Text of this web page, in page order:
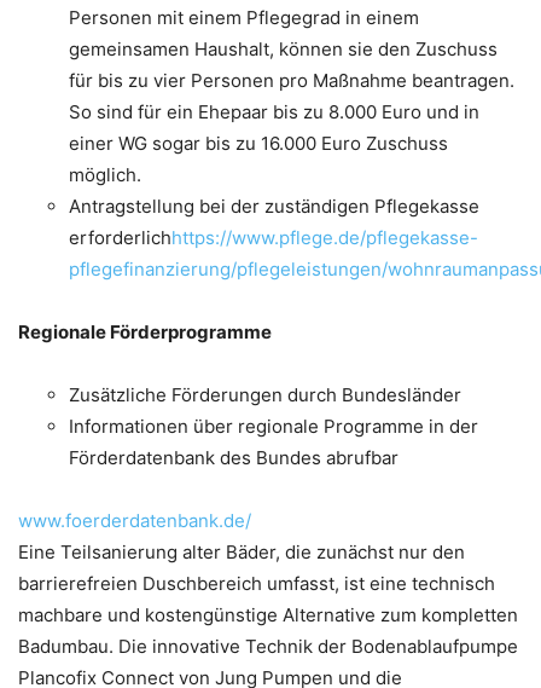
Personen mit einem Pflegegrad in einem
gemeinsamen Haushalt, können sie den Zuschuss
für bis zu vier Personen pro Maßnahme beantragen.
So sind für ein Ehepaar bis zu 8.000 Euro und in
einer WG sogar bis zu 16.000 Euro Zuschuss
möglich.
Antragstellung bei der zuständigen Pflegekasse
erforderlichhttps://www.pflege.de/pflegekasse-
pflegefinanzierung/pflegeleistungen/
Regionale Förderprogramme
Zusätzliche Förderungen durch Bundesländer
Informationen über regionale Programme in der
Förderdatenbank des Bundes abrufbar
www.foerderdatenbank.de/
Eine Teilsanierung alter Bäder, die zunächst nur den
barrierefreien Duschbereich umfasst, ist eine technisch
machbare und kostengünstige Alternative zum kompletten
Badumbau. Die innovative Technik der Bodenablaufpumpe
Plancofix Connect von Jung Pumpen und die